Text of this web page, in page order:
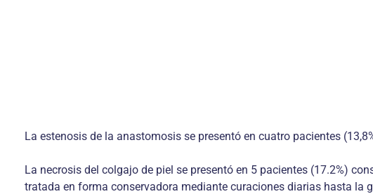
La estenosis de la anastomosis se presentó en cuatro pacientes
La necrosis del colgajo de piel se presentó en 5 pacientes (17.2%)
tratada en forma conservadora mediante curaciones diarias hasta la